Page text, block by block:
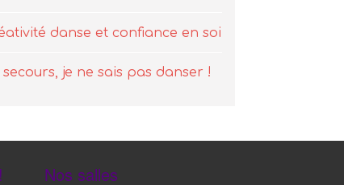
danse et confiance en soi
secours, je ne sais pas danser !
Nos salles